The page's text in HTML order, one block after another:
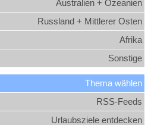
Australien + Ozeanien
Russland + Mittlerer Osten
Afrika
Sonstige
Thema wählen
RSS-Feeds
Urlaubsziele entdecken